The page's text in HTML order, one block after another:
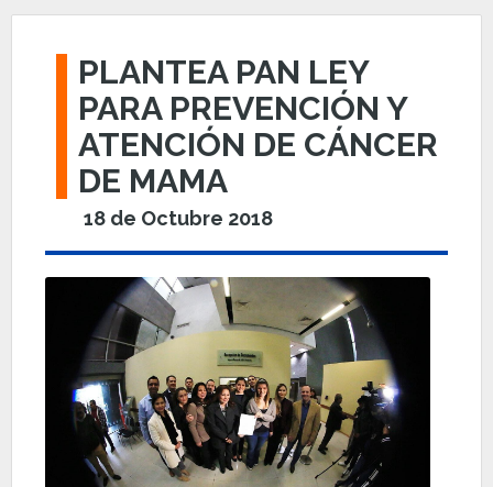
PLANTEA PAN LEY
PARA PREVENCIÓN Y
ATENCIÓN DE CÁNCER
DE MAMA
18 de Octubre 2018